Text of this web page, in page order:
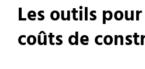
Les outils
coûts de